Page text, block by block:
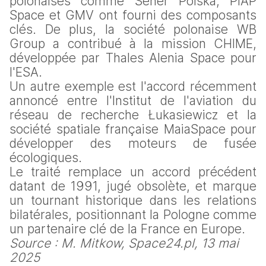
Space et GMV ont fourni des composants
clés. De plus, la société polonaise WB
Group a contribué à la mission CHIME,
développée par Thales Alenia Space pour
l'ESA.
Un autre exemple est l'accord récemment
annoncé entre l'Institut de l'aviation du
réseau de recherche Łukasiewicz et la
société spatiale française MaiaSpace pour
développer des moteurs de fusée
écologiques.
Le traité remplace un accord précédent
datant de 1991, jugé obsolète, et marque
un tournant historique dans les relations
bilatérales, positionnant la Pologne comme
un partenaire clé de la France en Europe.
Source : M. Mitkow, Space24.pl, 13 mai
2025